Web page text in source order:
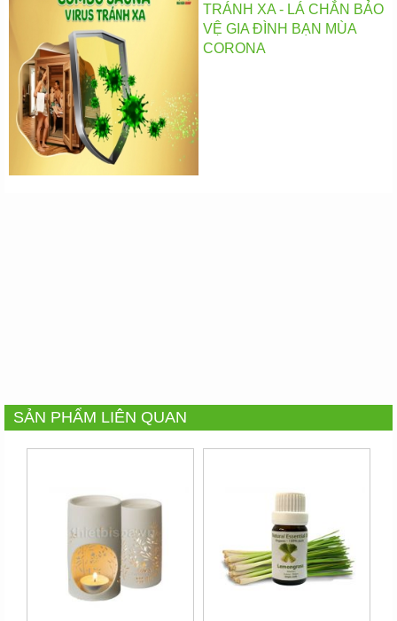
TRÁNH XA - LÁ CHẮN BẢO
VỆ GIA ĐÌNH BẠN MÙA
CORONA
SẢN PHẨM LIÊN QUAN